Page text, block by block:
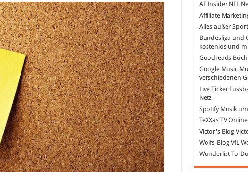
AF InsiderNFL
Affiliate
Alles außer Sport
Bundesliga und
kostenlos und
Goodreads
Google Music
verschiedenen
Live Ticker
Netz
SpotifyMusik
TeXXas TVOnline
Victor's Blog
Wolfs-BlogVfL
WunderlistTo-